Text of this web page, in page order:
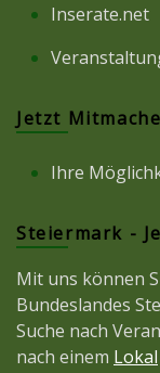
Inserate.net
Jetzt
Ihre
Steiermark -
Mit uns können
Bundeslandes
Suche nach
nach einem Lokal